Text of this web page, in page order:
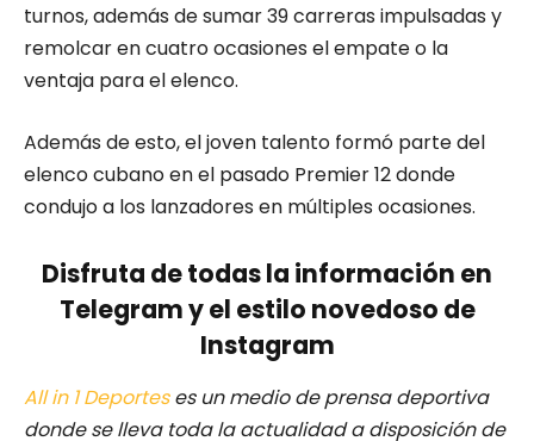
turnos, además de sumar 39 carreras impulsadas y
remolcar en cuatro ocasiones el empate o la
ventaja para el elenco.
Además de esto, el joven talento formó parte del
elenco cubano en el pasado Premier 12 donde
condujo a los lanzadores en múltiples ocasiones.
Disfruta de todas la información en
Telegram y el estilo novedoso de
Instagram
All in 1 Deporteses un medio de prensa deportiva
donde se lleva toda la actualidad a disposición de